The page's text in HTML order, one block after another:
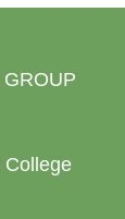
College